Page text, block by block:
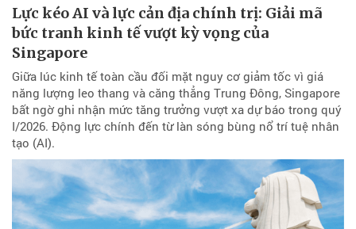
Lực kéo AI và lực cản địa chính trị: Giải mã
bức tranh kinh tế vượt kỳ vọng của
Singapore
Giữa lúc kinh tế toàn cầu đối mặt nguy cơ giảm tốc vì giá
năng lượng leo thang và căng thẳng Trung Đông, Singapore
bất ngờ ghi nhận mức tăng trưởng vượt xa dự báo trong quý
I/2026. Động lực chính đến từ làn sóng bùng nổ trí tuệ nhân
tạo (AI).